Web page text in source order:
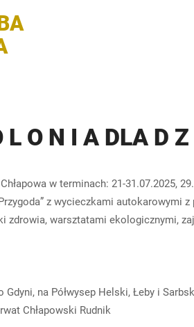
L O N I A DLA D
w terminach: 21-31.07.2025,
z wycieczkami autokarowymi z
warsztatami ekologicznymi,
na Półwysep Helski, Łeby i
Chłapowski Rudnik